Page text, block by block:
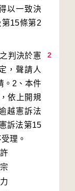
以一致決
15條第2
2
判決於憲
，聲請人
。2、本件
依上開規
越憲訴法
訴法第15
理。
許
宗
力